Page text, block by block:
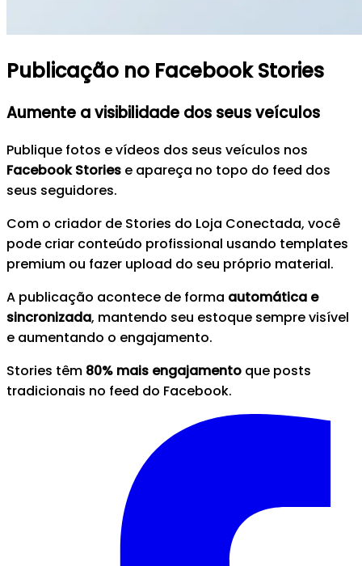
Publicação no Facebook Stories
Aumente a visibilidade dos seus veículos
Publique fotos e vídeos dos seus veículos nos
Facebook Stories e apareça no topo do feed dos
seus seguidores.
Com o criador de Stories do Loja Conectada, você
pode criar conteúdo profissional usando templates
premium ou fazer upload do seu próprio material.
A publicação acontece de forma automática e
sincronizada, mantendo seu estoque sempre visível
e aumentando o engajamento.
Stories têm 80% mais engajamento que posts
tradicionais no feed do Facebook.